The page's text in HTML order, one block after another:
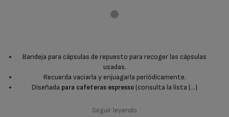
Bandeja para cápsulas de repuesto para recoger las cápsulas
usadas.
Recuerda vaciarla y enjuagarla periódicamente.
Diseñada para cafeteras espresso (consulta la lista (...)
Seguir leyendo